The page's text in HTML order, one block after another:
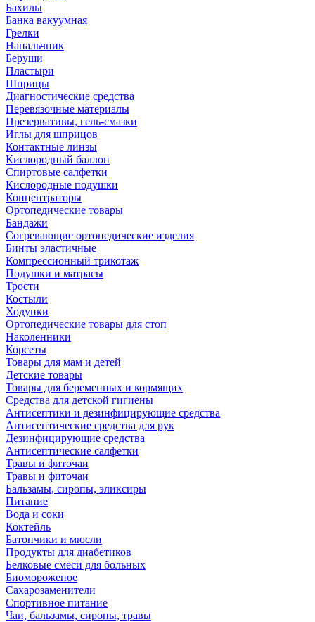
Бахилы
Банка вакуумная
Грелки
Напальчник
Беруши
Пластыри
Шприцы
Диагностические средства
Перевязочные материалы
Презервативы, гель-смазки
Иглы для шприцов
Контактные линзы
Кислородный баллон
Спиртовые салфетки
Кислородные подушки
Концентраторы
Ортопедические товары
Бандажи
Согревающие ортопедические изделия
Бинты эластичные
Компрессионный трикотаж
Подушки и матрасы
Трости
Костыли
Ходунки
Ортопедические товары для стоп
Наколенники
Корсеты
Товары для мам и детей
Детские товары
Товары для беременных и кормящих
Средства для детской гигиены
Антисептики и дезинфицирующие средства
Антисептические средства для рук
Дезинфицирующие средства
Антисептические салфетки
Травы и фиточаи
Травы и фиточаи
Бальзамы, сиропы, эликсиры
Питание
Вода и соки
Коктейль
Батончики и мюсли
Продукты для диабетиков
Белковые смеси для больных
Биомороженое
Сахарозаменители
Спортивное питание
Чаи, бальзамы, сиропы, травы